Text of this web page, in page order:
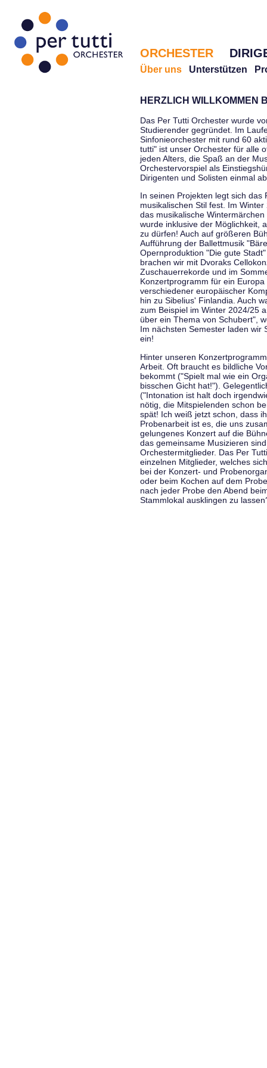
ORCHESTER
Über uns Unterstützen
HERZLICH WILLKOMMEN
Das Per Tutti Orchester wurde
Studierender gegründet. Im
Sinfonieorchester mit rund 60
tutti" ist unser Orchester für alle
jeden Alters, die Spaß an der
Orchestervorspiel als
Dirigenten und Solisten einmal
In seinen Projekten legt sich das
musikalischen Stil fest. Im
das musikalische
wurde inklusive der Möglichkeit,
zu dürfen! Auch auf größeren
Aufführung der Ballettmusik
Opernproduktion "Die gute
brachen wir mit Dvoraks
Zuschauerrekorde und im
Konzertprogramm für ein
verschiedener europäischer
hin zu Sibelius' Finlandia. Auch
zum Beispiel im Winter 2024/25
über ein Thema von Schubert",
Im nächsten Semester laden wir
ein!
Hinter unseren
Arbeit. Oft braucht es bildliche
bekommt ("Spielt mal wie ein
bisschen Gicht hat!").
("Intonation ist halt doch
nötig, die Mitspielenden schon
spät! Ich weiß jetzt schon, dass
Probenarbeit ist es, die uns
gelungenes Konzert auf die
das gemeinsame Musizieren
Orchestermitglieder. Das Per
einzelnen Mitglieder, welches
bei der Konzert- und
oder beim Kochen auf dem
nach jeder Probe den Abend
Stammlokal ausklingen zu